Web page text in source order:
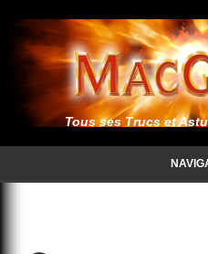
Tous ses Trucs et